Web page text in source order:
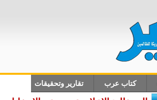
كتاب عرب تقارير وتحقيقات